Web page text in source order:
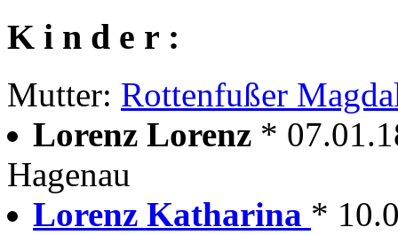
K i n d e r :
Mutter: Rottenfußer
Lorenz Lorenz *
Hagenau
Lorenz Katharina *